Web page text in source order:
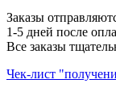
Заказы
1-5 дней после
Все заказы
Чек-лист